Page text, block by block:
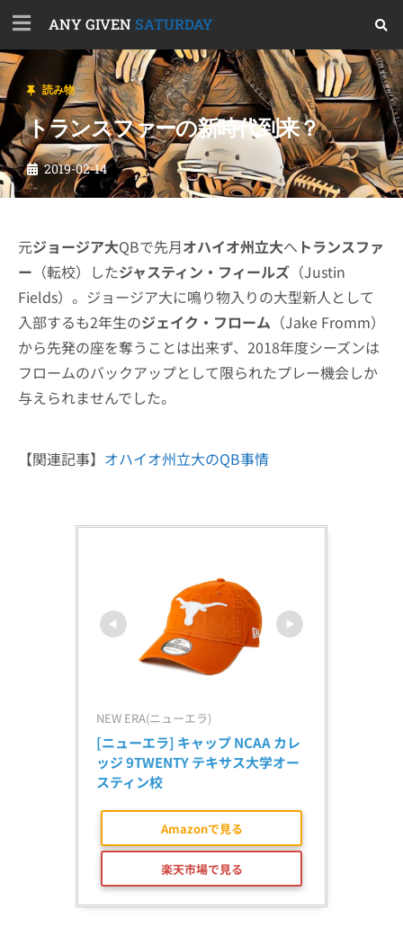
ANY GIVEN SATURDAY
読み物
トランスファーの新時代到来？
2019-02-14
元ジョージア大QBで先月オハイオ州立大へ トランスファ
ー （転校）したジャスティン・フィールズ （Justin
Fields）。ジョージア大に鳴り物入りの大型新人として
入部するも2年生のジェイク・フローム （Jake Fromm）
から先発の座を奪うことは出来ず、2018年度シーズンは
フロームのバックアップとして限られたプレー機会しか
与えられませんでした。
【関連記事】 オハイオ州立大のQB事情
NEW ERA(ニューエラ)
[ニューエラ] キャップ NCAA カレ
ッジ 9TWENTY テキサス大学オー
スティン校
Amazonで見る
楽天市場で見る